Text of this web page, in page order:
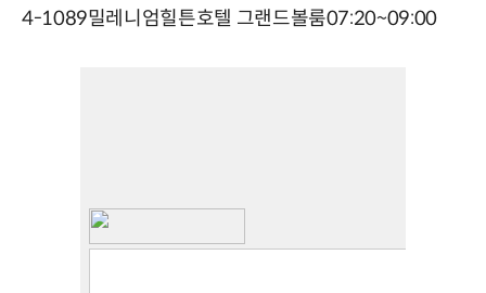
4-1089밀레니엄힐튼호텔 그랜드볼룸07:20~09:00